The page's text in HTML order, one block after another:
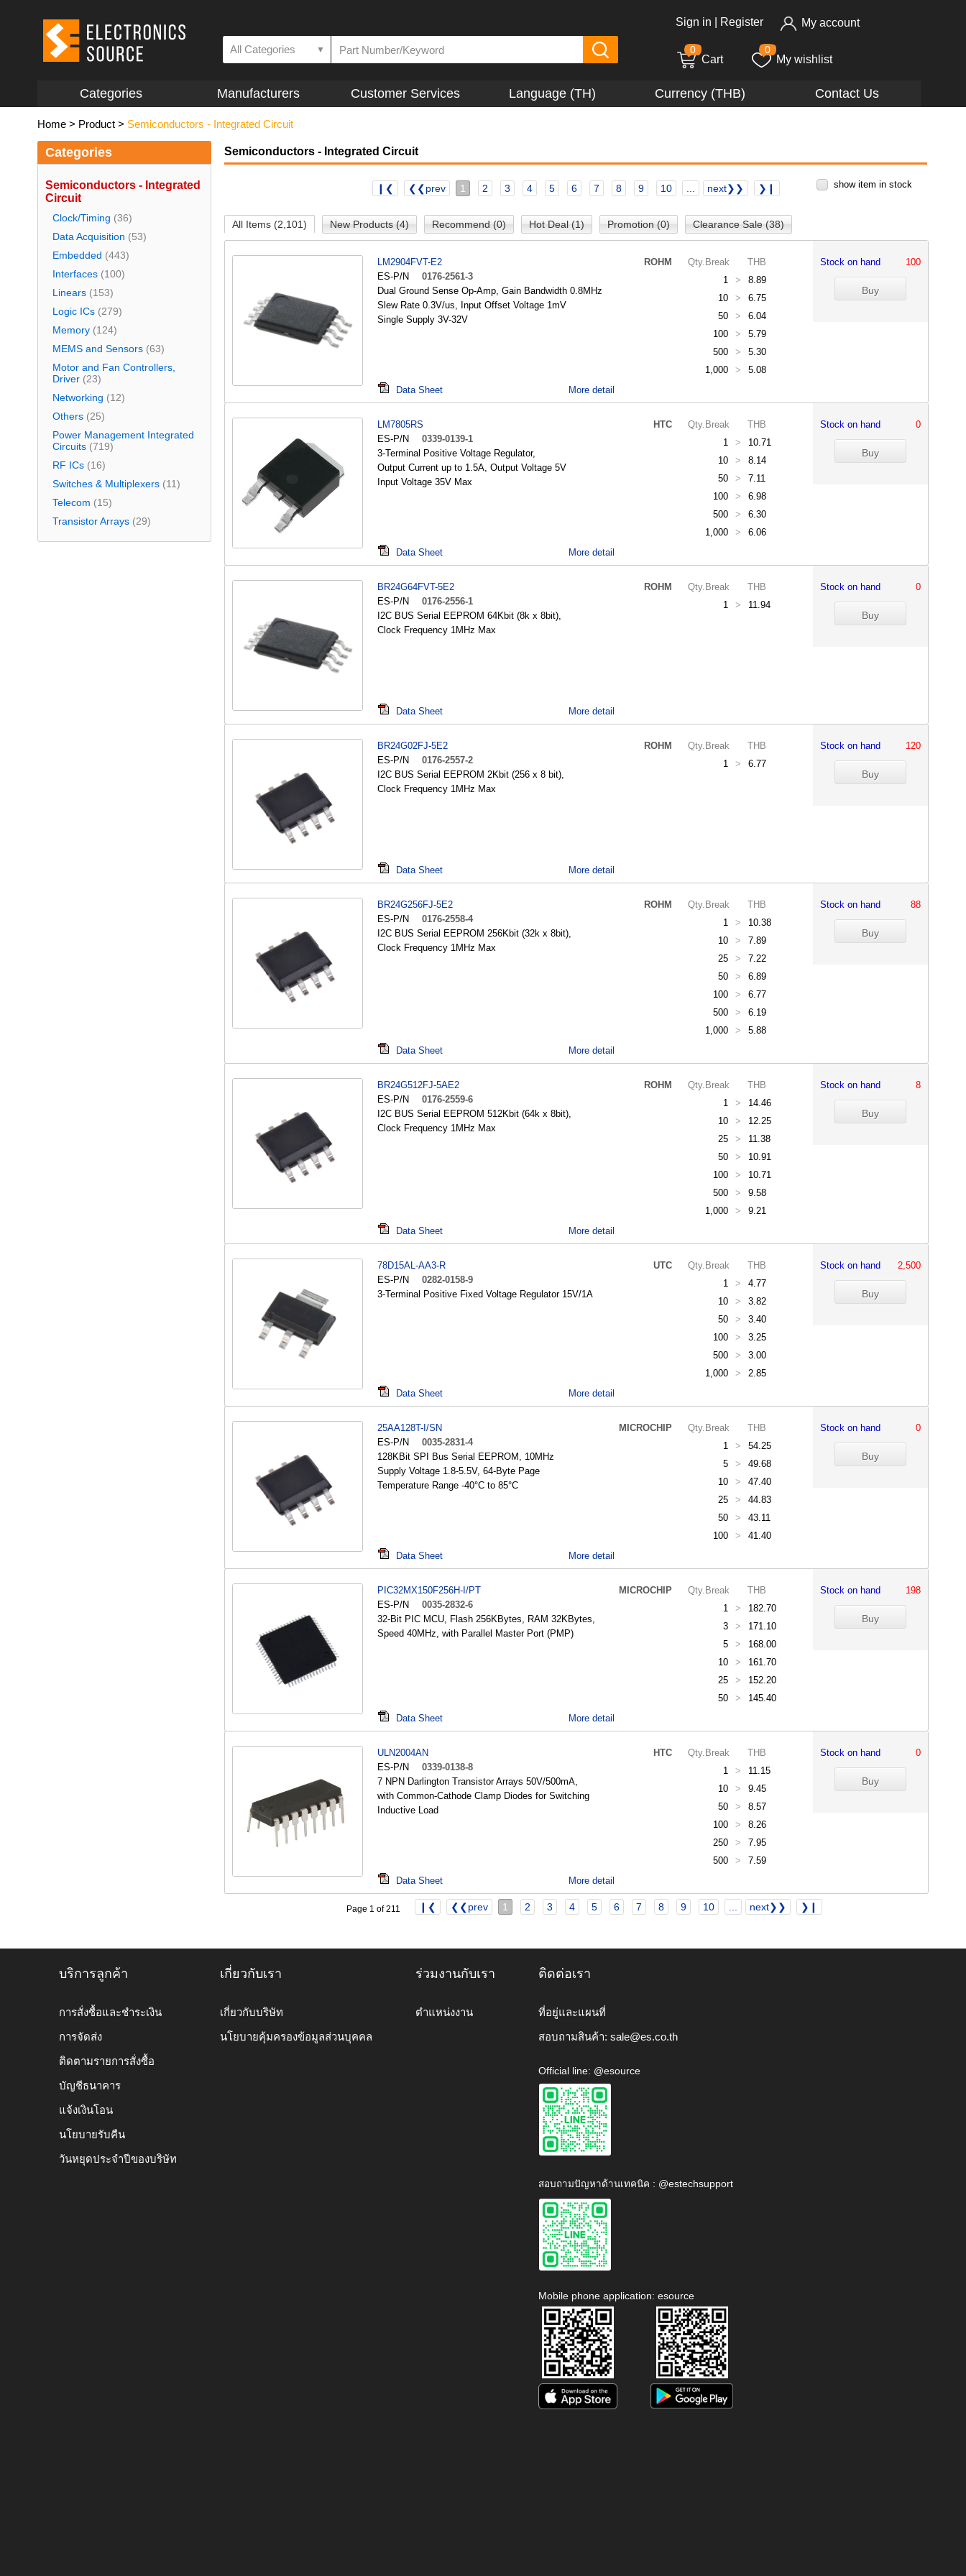
All Categories ▼
Sign in Register My account
0
Cart
0
My wishlist
Categories Manufacturers Customer Services Language (TH) Currency (THB) Contact Us
Home > Product > Semiconductors - Integrated Circuit
Categories
Semiconductors - Integrated
Circuit
Clock/Timing (36)
Data Acquisition (53)
Embedded (443)
Interfaces (100)
Linears (153)
Logic ICs (279)
Memory (124)
MEMS and Sensors (63)
Motor and Fan Controllers,
Driver (23)
Networking (12)
Others (25)
Power Management Integrated
Circuits (719)
RF ICs (16)
Switches & Multiplexers (11)
Telecom (15)
Transistor Arrays (29)
Semiconductors - Integrated Circuit
❙❮ ❮❮prev 1 2 3 4 5 6 7 8 9 10 next❯❯ ❯❙ show item in stock
All Items (2,101) New Products (4) Recommend (0) Hot Deal (1) Promotion (0) Clearance Sale (38)
LM2904FVT-E2
ROHM
ES-P/N
0176-2561-3
Dual Ground Sense Op-Amp, Gain Bandwidth 0.8MHz
Slew Rate 0.3V/us, Input Offset Voltage 1mV
Single Supply 3V-32V
Qty.Break
THB
1
>
8.89
10
>
6.75
50
>
6.04
100
>
5.79
500
>
5.30
1,000
> 5.08
Stock on hand 100
Data Sheet More detail
LM7805RS
HTC
ES-P/N
0339-0139-1
3-Terminal Positive Voltage Regulator,
Output Current up to 1.5A, Output Voltage 5V
Input Voltage 35V Max
Qty.Break
THB
1
>
10.71
10
>
8.14
50
>
7.11
100
>
6.98
500
>
6.30
1,000
> 6.06
Stock on hand 0
Data Sheet More detail
BR24G64FVT-5E2
ROHM
ES-P/N
0176-2556-1
I2C BUS Serial EEPROM 64Kbit (8k x 8bit),
Clock Frequency 1MHz Max
Qty.Break
THB
1
> 11.94
Stock on hand 0
Data Sheet More detail
BR24G02FJ-5E2
ROHM
ES-P/N
0176-2557-2
I2C BUS Serial EEPROM 2Kbit (256 x 8 bit),
Clock Frequency 1MHz Max
Qty.Break
THB
1
> 6.77
Stock on hand 120
Data Sheet More detail
BR24G256FJ-5E2
ROHM
ES-P/N
0176-2558-4
I2C BUS Serial EEPROM 256Kbit (32k x 8bit),
Clock Frequency 1MHz Max
Qty.Break
THB
1
>
10.38
10
>
7.89
25
>
7.22
50
>
6.89
100
>
6.77
500
>
6.19
1,000
> 5.88
Stock on hand 88
Data Sheet More detail
BR24G512FJ-5AE2
ROHM
ES-P/N
0176-2559-6
I2C BUS Serial EEPROM 512Kbit (64k x 8bit),
Clock Frequency 1MHz Max
Qty.Break
THB
1
>
14.46
10
>
12.25
25
>
11.38
50
>
10.91
100
>
10.71
500
>
9.58
1,000
> 9.21
Stock on hand 8
Data Sheet More detail
78D15AL-AA3-R
UTC
ES-P/N
0282-0158-9
3-Terminal Positive Fixed Voltage Regulator 15V/1A
Qty.Break
THB
1
>
4.77
10
>
3.82
50
>
3.40
100
>
3.25
500
>
3.00
1,000
> 2.85
Stock on hand 2,500
Data Sheet More detail
25AA128T-I/SN
MICROCHIP
ES-P/N
0035-2831-4
128KBit SPI Bus Serial EEPROM, 10MHz
Supply Voltage 1.8-5.5V, 64-Byte Page
Temperature Range -40°C to 85°C
Qty.Break
THB
1
>
54.25
5
>
49.68
10
>
47.40
25
>
44.83
50
>
43.11
100
> 41.40
Stock on hand 0
Data Sheet More detail
PIC32MX150F256H-I/PT
MICROCHIP
ES-P/N
0035-2832-6
32-Bit PIC MCU, Flash 256KBytes, RAM 32KBytes,
Speed 40MHz, with Parallel Master Port (PMP)
Qty.Break
THB
1
>
182.70
3
>
171.10
5
>
168.00
10
>
161.70
25
>
152.20
50
> 145.40
Stock on hand 198
Data Sheet More detail
ULN2004AN
HTC
ES-P/N
0339-0138-8
7 NPN Darlington Transistor Arrays 50V/500mA,
with Common-Cathode Clamp Diodes for Switching
Inductive Load
Qty.Break
THB
1
>
11.15
10
>
9.45
50
>
8.57
100
>
8.26
250
>
7.95
500
> 7.59
Stock on hand 0
Data Sheet More detail
Page 1 of 211 ❙❮ ❮❮prev 1 2 3 4 5 6 7 8 9 10 next❯❯ ❯❙
บริการลูกค้า
การสั่งซื้อและชำระเงิน
การจัดส่ง
ติดตามรายการสั่งซื้อ
บัญชีธนาคาร
แจ้งเงินโอน
นโยบายรับคืน
วันหยุดประจำปีของบริษัท
เกี่ยวกับเรา
เกี่ยวกับบริษัท
นโยบายคุ้มครองข้อมูลส่วนบุคคล
ร่วมงานกับเรา
ตำแหน่งงาน
ติดต่อเรา
ที่อยู่และแผนที่
สอบถามสินค้า: sale@es.co.th
Official line: @esource
สอบถามปัญหาด้านเทคนิค : @estechsupport
Mobile phone application: esource